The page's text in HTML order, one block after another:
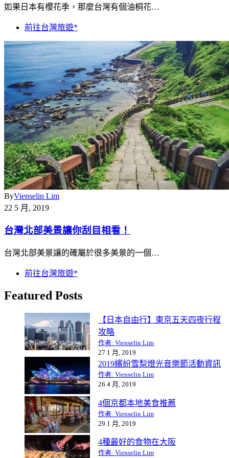
如果日本有櫻花季，那麼台灣有個油桐花…
前往台灣旅遊*
ByVienselin Lim
22 5 月, 2019
台灣北部美景讓你刮目相看！
台灣北部美景讓的確屬於很多美景的一個…
前往台灣旅遊*
Featured Posts
【日本自由行】東京五天四夜行程
攻略
作者: Vienselin Lim
27 1 月, 2019
2019繽紛雪梨燈光音樂節活動資訊
作者: Vienselin Lim
26 4 月, 2019
4個京都本地美食推薦
作者: Vienselin Lim
29 1 月, 2019
4種最好的食物在大阪
作者: Vienselin Lim